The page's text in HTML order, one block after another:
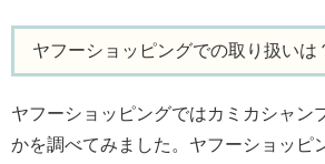
ヤフーショッピングでの取り扱いは
ヤフーショッピングではカミカシャン
かを調べてみました。ヤフーショッピ